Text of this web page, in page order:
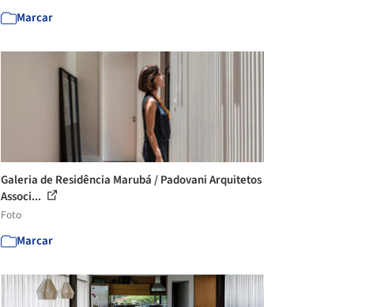
Marcar
Galeria de Residência Marubá / Padovani Arquitetos
Associ...
Foto
Marcar